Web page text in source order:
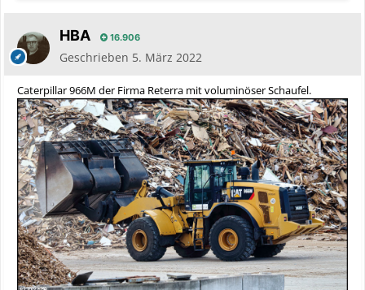
HBA 16.906
Geschrieben 5. März 2022
Caterpillar 966M der Firma Reterra mit voluminöser Schaufel.